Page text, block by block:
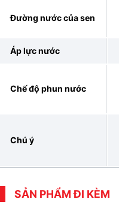
Đường nước của sen
Áp lực nước
Chế độ phun nước
Chú ý
SẢN PHẨM ĐI KÈM